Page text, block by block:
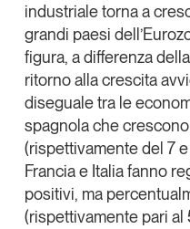
industriale torna a
grandi paesi
figura, a differenza
ritorno alla crescita
diseguale tra le
spagnola che
(rispettivamente del 7
Francia e Italia fanno
positivi, ma
(rispettivamente pari al